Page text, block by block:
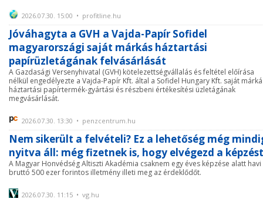
2026.07.30. 15:00 • profitline.hu
Jóváhagyta a GVH a Vajda-Papír Sofidel
magyarországi saját márkás háztartási
papírüzletágának felvásárlását
A Gazdasági Versenyhivatal (GVH) kötelezettségvállalás és feltétel előírása
nélkül engedélyezte a Vajda-Papír Kft. által a Sofidel Hungary Kft. saját
háztartási papírtermék-gyártási és részbeni értékesítési üzletágának
megvásárlását.
2026.07.30. 13:30 • penzcentrum.hu
Nem sikerült a felvételi? Ez a lehetőség még
nyitva áll: még fizetnek is, hogy elvégezd a képzést
A Magyar Honvédség Altiszti Akadémia csaknem egy éves képzése alatt havi
bruttó 500 ezer forintos illetmény illeti meg az érdeklődőt.
2026.07.30. 11:15 • vg.hu